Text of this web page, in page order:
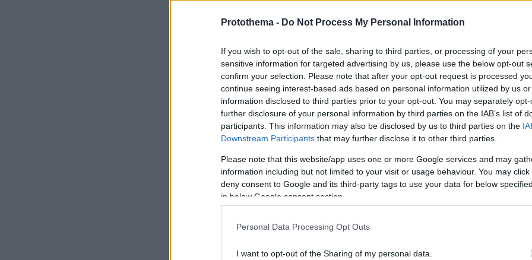
Protothema - Do Not Process My Personal Information
If you wish to opt-out of the sale, sharing to third parties, or processing of your
sensitive information for targeted advertising by us, please use the below opt-out
confirm your selection. Please note that after your opt-out request is processed
continue seeing interest-based ads based on personal information utilized by us
information disclosed to third parties prior to your opt-out. You may separately
further disclosure of your personal information by third parties on the IAB’s list of
participants. This information may also be disclosed by us to third parties on the
Downstream Participants that may further disclose it to other third parties.
Please note that this website/app uses one or more Google services and may
information including but not limited to your visit or usage behaviour. You may
deny consent to Google and its third-party tags to use your data for below
in below Google consent section.
Personal Data Processing Opt Outs
I want to opt-out of the Sharing of my personal data.
Watchlive streaming videofromchannel9gr